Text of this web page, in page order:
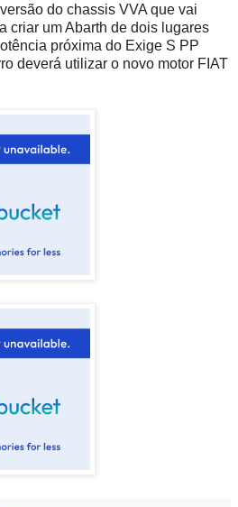
do chassis VVA que vai
criar um Abarth de dois lugares
próxima do Exige S PP
deverá utilizar o novo motor FIAT